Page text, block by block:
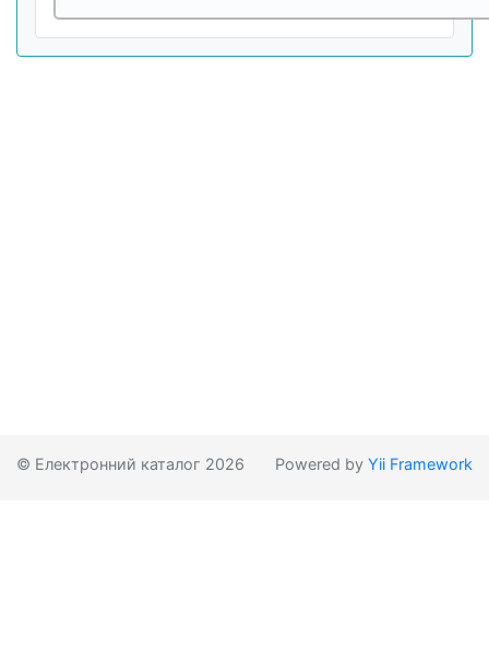
© Електронний каталог 2026 Powered by Yii Framework